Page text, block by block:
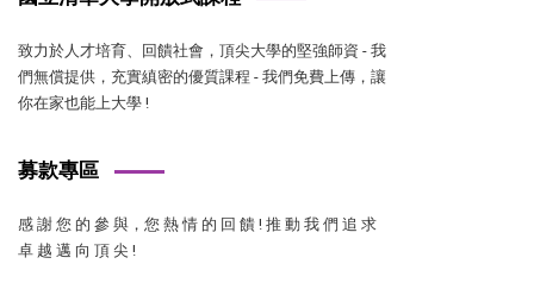
致力於人才培育、回饋社會，頂尖大學的堅強師資 - 我
們無償提供，充實縝密的優質課程 - 我們免費上傳，讓
你在家也能上大學 !
募款專區
感 謝 您 的 參 與，您 熱 情 的 回 饋 ! 推 動 我 們 追 求
卓 越 邁 向 頂 尖 !